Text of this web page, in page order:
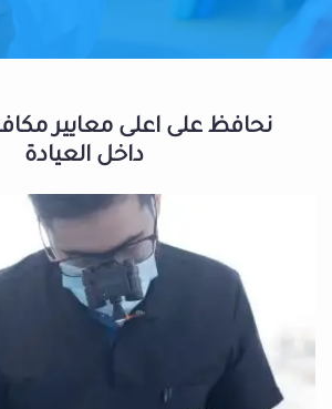
نحافظ على اعلى معايير
داخل العيادة